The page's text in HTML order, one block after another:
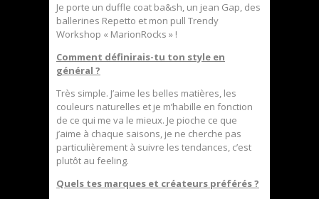
Je porte un duffle coat ba&sh, un jean Gap, des
ballerines Repetto et mon pull Trendy
Workshop « MarionRocks » !
Comment définirais-tu ton style en
général ?
Très simple. J’aime les belles matières, les
couleurs naturelles et je m’habille en fonction
de ce qui me va le mieux. Je pioche ce que
j’aime à chaque saisons, je ne cherche pas
particulièrement à suivre les tendances, c’est
plutôt au feeling.
Quels tes marques et créateurs préférés ?